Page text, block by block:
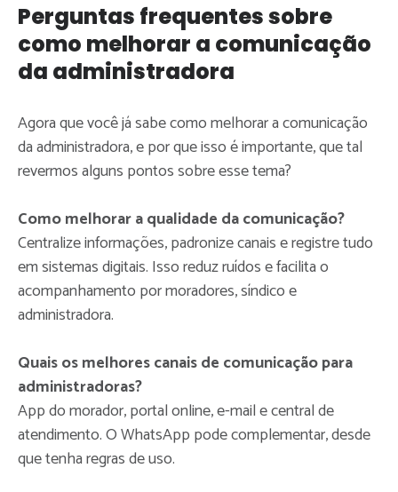
Perguntas frequentes sobre
como melhorar a comunicação
da administradora
Agora que você já sabe como melhorar a comunicação
da administradora, e por que isso é importante, que tal
revermos alguns pontos sobre esse tema?
Como melhorar a qualidade da comunicação?
Centralize informações, padronize canais e registre tudo
em sistemas digitais. Isso reduz ruídos e facilita o
acompanhamento por moradores, síndico e
administradora.
Quais os melhores canais de comunicação para
administradoras?
App do morador, portal online, e-mail e central de
atendimento. O WhatsApp pode complementar, desde
que tenha regras de uso.